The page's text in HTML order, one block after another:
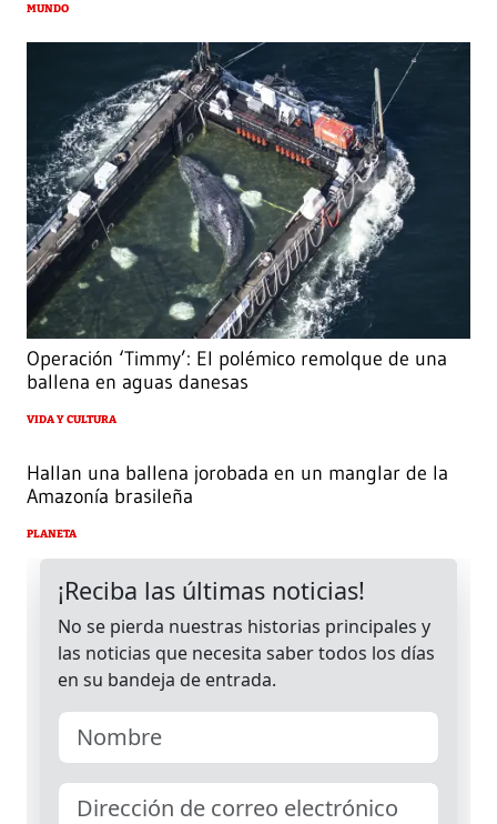
MUNDO
Operación ‘Timmy’: El polémico remolque de una
ballena en aguas danesas
VIDA Y CULTURA
Hallan una ballena jorobada en un manglar de la
Amazonía brasileña
PLANETA